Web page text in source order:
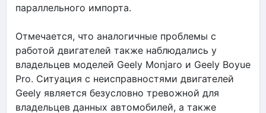
параллельного импорта.
Отмечается, что аналогичные проблемы с
работой двигателей также наблюдались у
владельцев моделей Geely Monjaro и Geely Boyue
Pro. Ситуация с неисправностями двигателей
Geely является безусловно тревожной для
владельцев данных автомобилей, а также